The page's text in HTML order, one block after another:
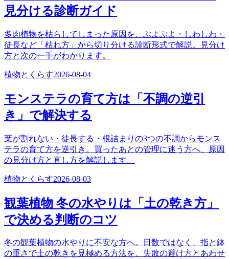
見分ける診断ガイド
多肉植物を枯らしてしまった原因を、ぶよぶよ・しわしわ・
徒長など「枯れ方」から切り分ける診断形式で解説。見分け
方と次の一手がわかります。
植物とくらす2026-08-04
モンステラの育て方は「不調の逆引
き」で解決する
葉が割れない・徒長する・根詰まりの3つの不調からモンス
テラの育て方を逆引き。買ったあとの管理に迷う方へ、原因
の見分け方と直し方を解説します。
植物とくらす2026-08-03
観葉植物 冬の水やりは「土の乾き方」
で決める判断のコツ
冬の観葉植物の水やりに不安な方へ。日数ではなく、指と鉢
の重さで土の乾きを見極める方法を、失敗の避け方とあわせ